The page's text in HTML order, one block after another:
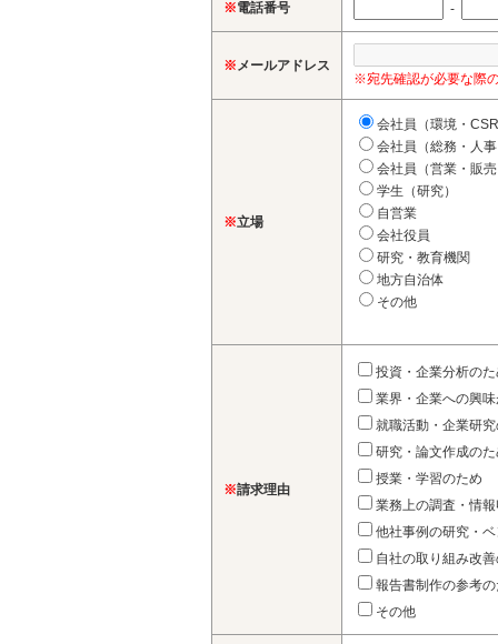
※電話番号 -
※ メールアドレス
※宛先確認が必要な際
※立場
会社員（環境・
会社員（総務・人
会社員（営業・販
学生（研究）
自営業
会社役員
研究・教育機関
地方自治体
その他
※請求理由
投資・企業分析の
業界・企業への興
就職活動・企業研
研究・論文作成の
授業・学習のため
業務上の調査・情
他社事例の研究・
自社の取り組み改
報告書制作の参考
その他